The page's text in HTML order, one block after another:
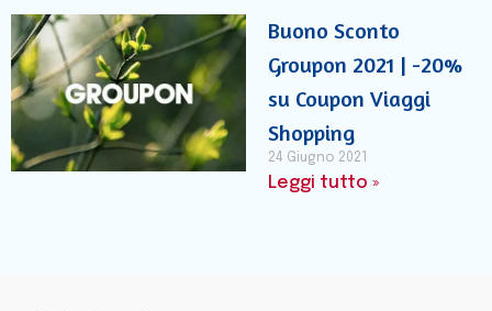
Buono Sconto
Groupon 2021 | -20%
su Coupon Viaggi
Shopping
24 Giugno 2021
Leggi tutto »